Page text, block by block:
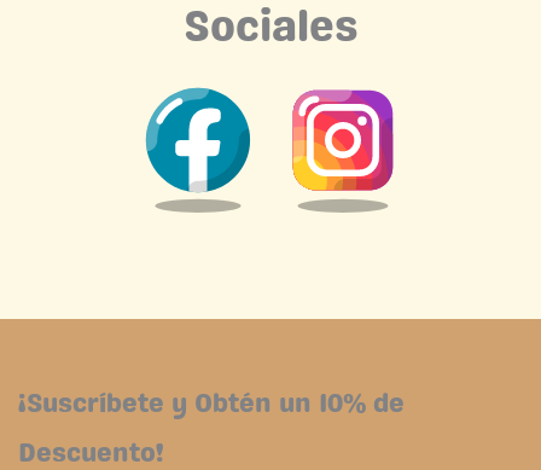
Sociales
¡Suscríbete y Obtén un 10% de
Descuento!